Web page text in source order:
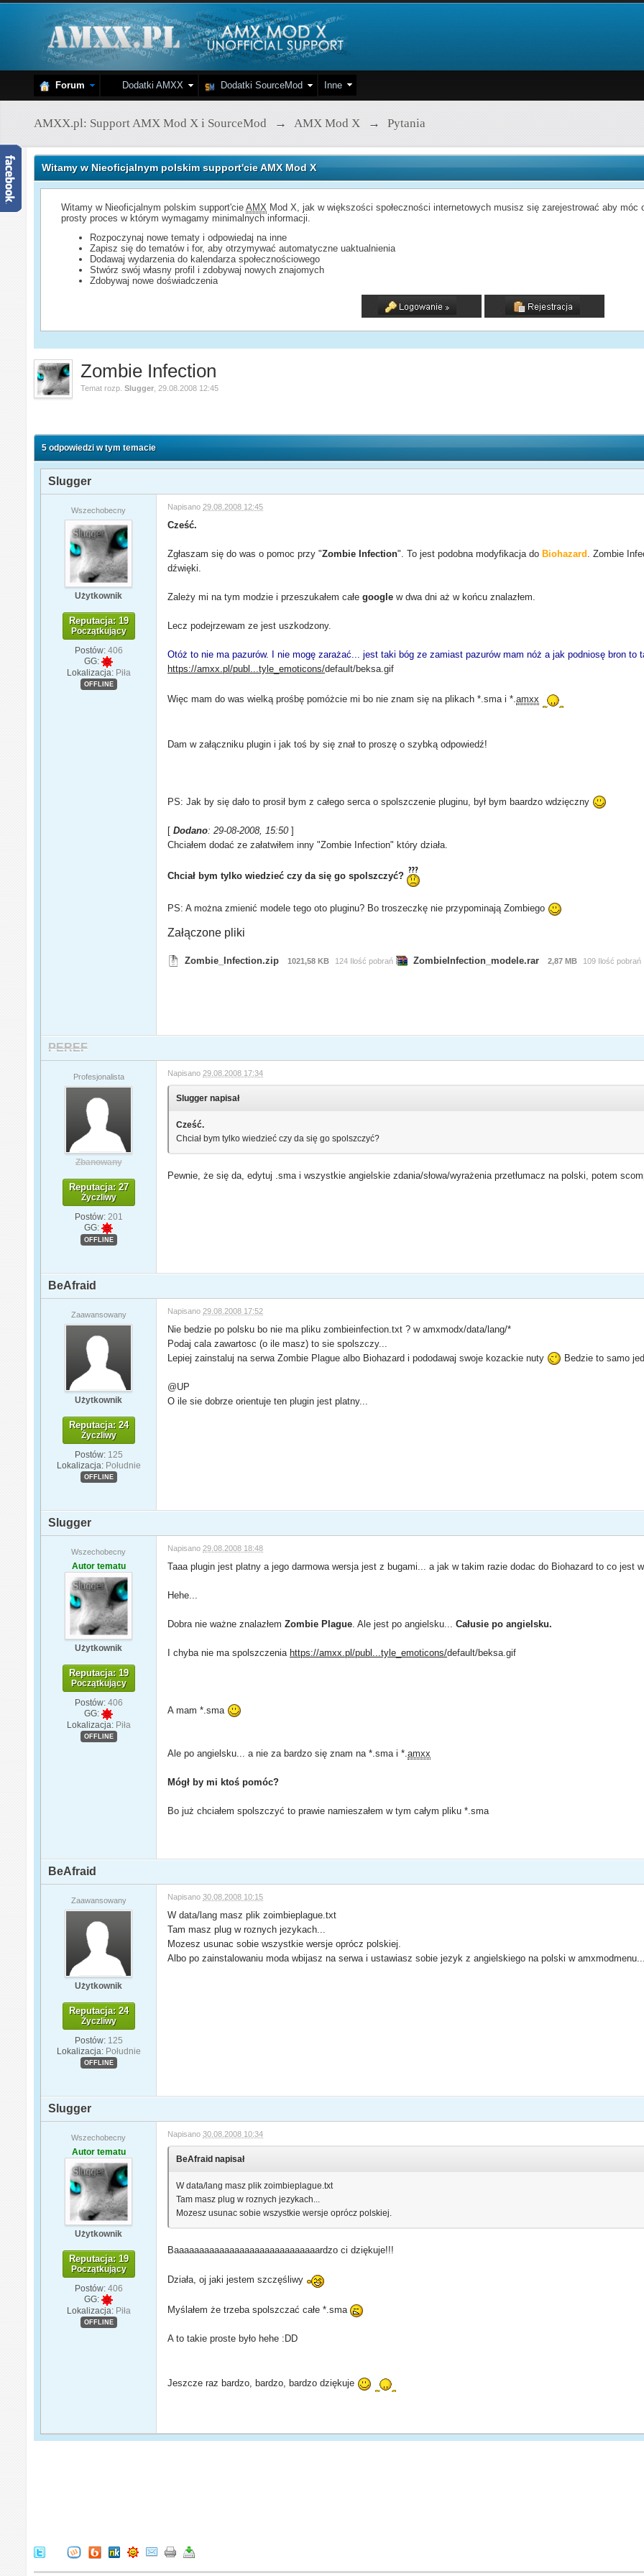
Forum Dodatki AMXX Dodatki SourceMod Inne
AMXX.pl: Support AMX Mod X i SourceMod → AMX Mod X → Pytania
Witamy w Nieoficjalnym polskim support'cie AMX Mod X
Witamy w Nieoficjalnym polskim support'cieAMX Mod X, jak w większości społeczności internetowych musisz się zarejestrować aby
prosty proces w którym wymagamy minimalnych informacji.
Rozpoczynaj nowe tematy i odpowiedaj na inne
Zapisz się do tematów i for, aby otrzymywać automatyczne uaktualnienia
Dodawaj wydarzenia do kalendarza społecznościowego
Stwórz swój własny profil i zdobywaj nowych znajomych
Zdobywaj nowe doświadczenia
Zombie Infection
Temat rozp.Slugger 29.08.2008 12:45
5 odpowiedzi w tym temacie
Slugger
Wszechobecny
Użytkownik
Reputacja: 19
Początkujący
Postów: 406
GG:
Lokalizacja: Piła
OFFLINE
Napisano 29.08.2008 12:45
Cześć.
Zgłaszam się do was o pomoc przy "Zombie Infection". To jest podobna modyfikacja doBiohazard . Zombie
dźwięki.
Zależy mi na tym modzie i przeszukałem całegoogle w dwa dni aż w końcu znalazłem.
Lecz podejrzewam ze jest uszkodzony.
Otóż to nie ma pazurów. I nie mogę zarażać... jest taki bóg ze zamiast pazurów mam nóż a jak podniosę bron to
https://amxx.pl/publ...tyle_emoticons/default/beksa.gif
Więc mam do was wielką prośbę pomóżcie mi bo nie znam się na plikach *.sma i *.amxx
Dam w załączniku plugin i jak toś by się znał to proszę o szybką odpowiedź!
PS: Jak by się dało to prosił bym z całego serca o spolszczenie pluginu, był bym baardzo wdzięczny
[Dodano: 29-08-2008, 15:50 ]
Chciałem dodać ze załatwiłem inny "Zombie Infection" który działa.
Chciał bym tylko wiedzieć czy da się go spolszczyć?
PS: A można zmienić modele tego oto pluginu? Bo troszeczkę nie przypominają Zombiego
Załączone pliki
Zombie_Infection.zip 1021,58 KB 124 Ilość pobrań ZombieInfection_modele.rar 2,87 MB 109 Ilość pobrań
PEREF
Profesjonalista
Zbanowany
Reputacja: 27
Życzliwy
Postów: 201
GG:
OFFLINE
Napisano 29.08.2008 17:34
Slugger napisał
Cześć.
Chciał bym tylko wiedzieć czy da się go spolszczyć?
Pewnie, że się da, edytuj .sma i wszystkie angielskie zdania/słowa/wyrażenia przetłumacz na polski, potem
BeAfraid
Zaawansowany
Użytkownik
Reputacja: 24
Życzliwy
Postów: 125
Lokalizacja: Południe
OFFLINE
Napisano 29.08.2008 17:52
Nie bedzie po polsku bo nie ma pliku zombieinfection.txt ? w amxmodx/data/lang/*
Podaj cala zawartosc (o ile masz) to sie spolszczy...
Lepiej zainstaluj na serwa Zombie Plague albo Biohazard i pododawaj swoje kozackie nuty
Bedzie to samo
@UP
O ile sie dobrze orientuje ten plugin jest platny...
Slugger
Wszechobecny
Autor tematu
Użytkownik
Reputacja: 19
Początkujący
Postów: 406
GG:
Lokalizacja: Piła
OFFLINE
Napisano 29.08.2008 18:48
Taaa plugin jest platny a jego darmowa wersja jest z bugami... a jak w takim razie dodac do Biohazard to co jest
Hehe...
Dobra nie ważne znalazłemZombie Plague . Ale jest po angielsku...Całusie po angielsku.
I chyba nie ma spolszczenia https://amxx.pl/publ...tyle_emoticons/default/beksa.gif
A mam *.sma
Ale po angielsku... a nie za bardzo się znam na *.sma i *.amxx
Mógł by mi ktoś pomóc?
Bo już chciałem spolszczyć to prawie namieszałem w tym całym pliku *.sma
BeAfraid
Zaawansowany
Użytkownik
Reputacja: 24
Życzliwy
Postów: 125
Lokalizacja: Południe
OFFLINE
Napisano30.08.2008 10:15
W data/lang masz plik zoimbieplague.txt
Tam masz plug w roznych jezykach...
Mozesz usunac sobie wszystkie wersje oprócz polskiej.
Albo po zainstalowaniu moda wbijasz na serwa i ustawiasz sobie jezyk z angielskiego na polski w
Slugger
Wszechobecny
Autor tematu
Użytkownik
Reputacja: 19
Początkujący
Postów: 406
GG:
Lokalizacja: Piła
OFFLINE
Napisano30.08.2008 10:34
BeAfraid napisał
W data/lang masz plik zoimbieplague.txt
Tam masz plug w roznych jezykach...
Mozesz usunac sobie wszystkie wersje oprócz polskiej.
Baaaaaaaaaaaaaaaaaaaaaaaaaaaaardzo ci dziękuje!!!
Działa, oj jaki jestem szczęśliwy
Myślałem że trzeba spolszczać całe *.sma
A to takie proste było hehe :DD
Jeszcze raz bardzo, bardzo, bardzo dziękuje